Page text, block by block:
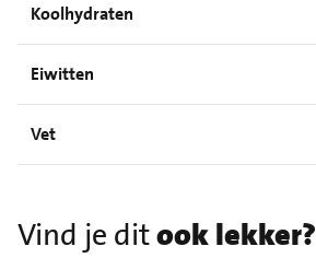
Koolhydraten
Eiwitten
Vet
Vind je ditook lekker?